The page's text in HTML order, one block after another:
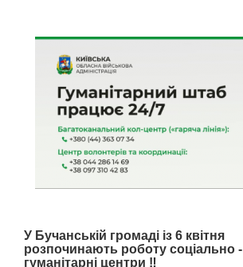
У Бучанській громаді із 6 квітня
розпочинають роботу соціально -
гуманітарні центри ‼️